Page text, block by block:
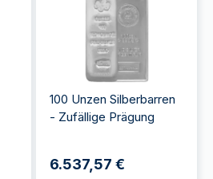
100 Unzen Silberbarren
- Zufällige Prägung
6.537,57 €